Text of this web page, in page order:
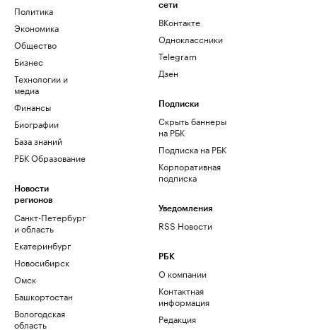
Политика
Экономика
Общество
Бизнес
Технологии и
медиа
Финансы
Биографии
База знаний
РБК Образование
Новости
регионов
Санкт-Петербург
и область
Екатеринбург
Новосибирск
Омск
Башкортостан
Вологодская
область
сети
ВКонтакте
Одноклассники
Telegram
Дзен
Подписки
Скрыть баннеры
на РБК
Подписка на РБК
Корпоративная
подписка
Уведомления
RSS Новости
РБК
О компании
Контактная
информация
Редакция